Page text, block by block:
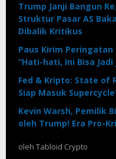
Trump Janji Bangun
Struktur Pasar AS
Dibalik Kritikus
Paus Kirim
“Hati-hati, Ini Bisa Jadi
Fed & Kripto: State of
Siap Masuk
Kevin Warsh, Pemilik
oleh Trump! Era Pro-
oleh Tabloid Crypto